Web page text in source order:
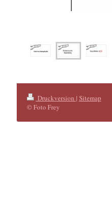
Druckversion | Sitemap
© Foto Frey